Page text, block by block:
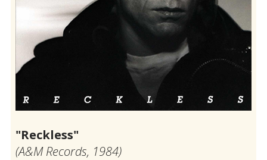
"Reckless"
(Α&Μ Records, 1984)